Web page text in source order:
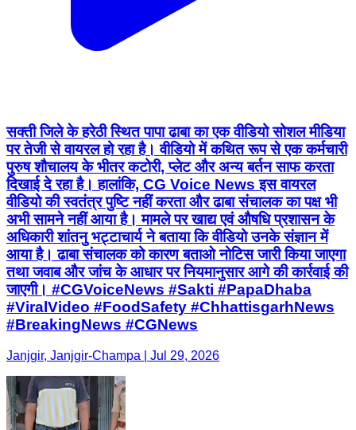
सक्ती जिले के हरेठी स्थित पापा ढाबा का एक वीडियो सोशल मीडिया
पर तेजी से वायरल हो रहा है। वीडियो में कथित रूप से एक कर्मचारी
पुरुष शौचालय के भीतर कटोरी, प्लेट और अन्य बर्तन साफ करता
दिखाई दे रहा है। हालांकि, CG Voice News इस वायरल
वीडियो की स्वतंत्र पुष्टि नहीं करता और ढाबा संचालक का पक्ष भी
अभी सामने नहीं आया है। मामले पर खाद्य एवं औषधि प्रशासन के
अधिकारी शांतनु भट्टाचार्य ने बताया कि वीडियो उनके संज्ञान में
आया है। ढाबा संचालक को कारण बताओ नोटिस जारी किया जाएगा
तथा जवाब और जांच के आधार पर नियमानुसार आगे की कार्रवाई की
जाएगी। #CGVoiceNews #Sakti #PapaDhaba
#ViralVideo #FoodSafety #ChhattisgarhNews
#BreakingNews #CGNews
Janjgir, Janjgir-Champa | Jul 29, 2026